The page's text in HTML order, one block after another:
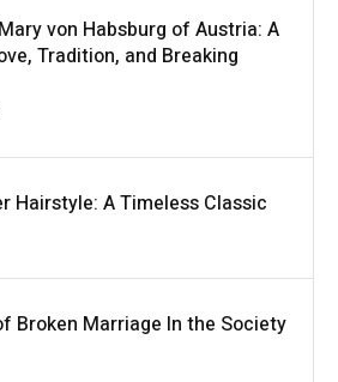
von Habsburg of Austria: A
Tradition, and Breaking
Hairstyle: A Timeless Classic
Broken Marriage In the Society